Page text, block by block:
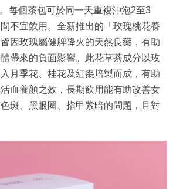
每個茶包可於同一天重複沖泡2至3
不宜飲用。全新推出的「玫瑰桃花養
因玫瑰屬健脾降火的天然良藥，有助
帶來的負面影響。此花草茶成分以玫
月季花、桂花及紅棗培製而成，有助
血養顏之效，長期飲用能有助改善女
斑、黑眼圈、指甲紫暗的問題，且對